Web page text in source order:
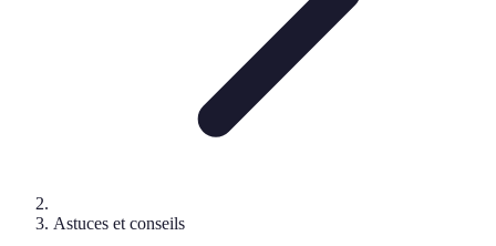
Astuces et conseils